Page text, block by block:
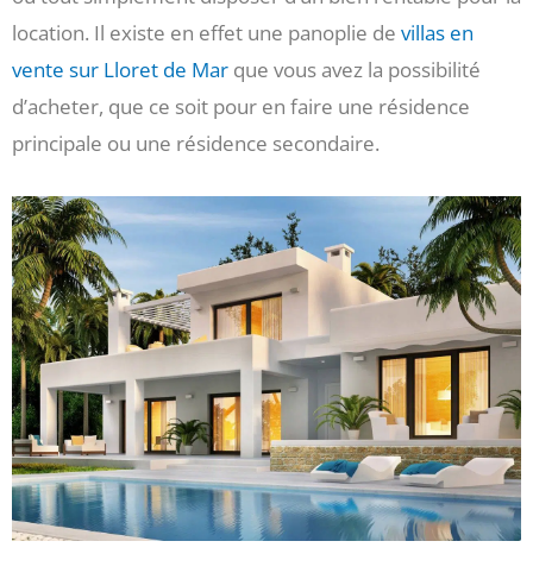
location. Il existe en effet une panoplie de villas en
vente sur Lloret de Mar que vous avez la possibilité
d’acheter, que ce soit pour en faire une résidence
principale ou une résidence secondaire.